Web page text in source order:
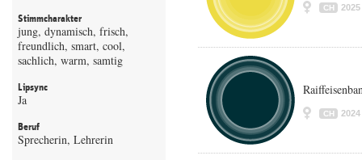
Stimmcharakter
jung, dynamisch, frisch,
freundlich, smart, cool,
sachlich, warm, samtig
Lipsync
Ja
Beruf
Sprecherin, Lehrerin
CH 2025
CH 2024